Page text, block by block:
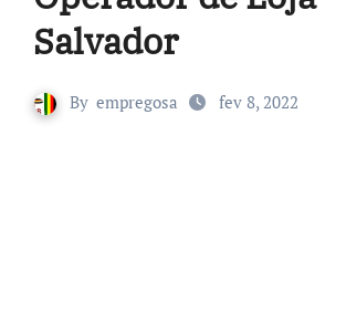
Salvador
By empregosa fev 8, 2022